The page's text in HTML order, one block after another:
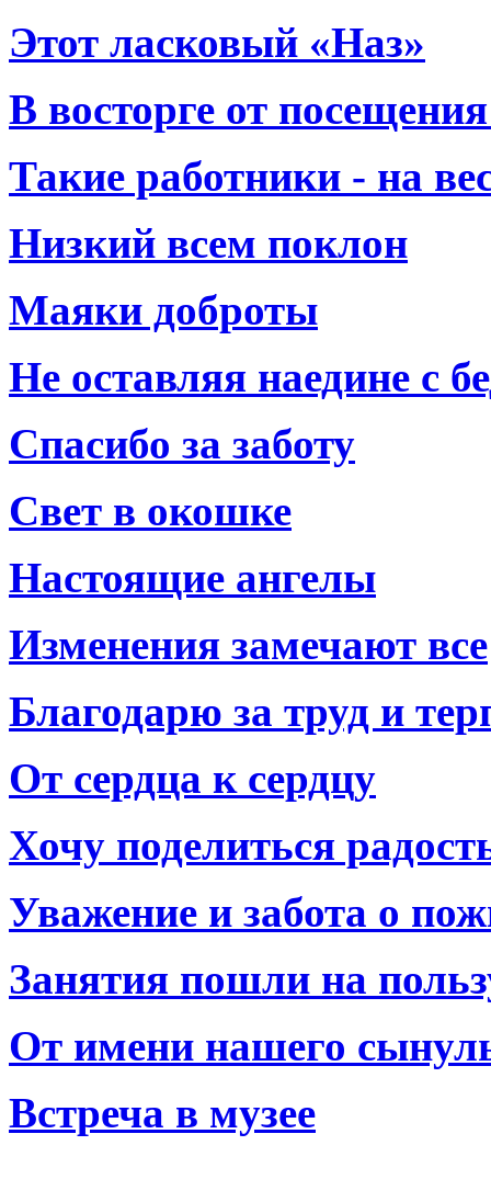
Этот ласковый «Наз»
В восторге от
Такие работники - на
Низкий всем поклон
Маяки доброты
Не оставляя наедине с
Спасибо за заботу
Свет в окошке
Настоящие ангелы
Изменения замечают все
Благодарю за труд и
От сердца к сердцу
Хочу поделиться
Уважение и забота о
Занятия пошли на
От имени нашего
Встреча в музее